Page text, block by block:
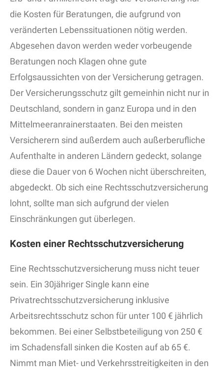
die Kosten für Beratungen, die aufgrund von
veränderten Lebenssituationen nötig werden.
Abgesehen davon werden weder vorbeugende
Beratungen noch Klagen ohne gute
Erfolgsaussichten von der Versicherung getragen.
Der Versicherungsschutz gilt gemeinhin nicht nur in
Deutschland, sondern in ganz Europa und in den
Mittelmeeranrainerstaaten. Bei den meisten
Versicherern sind außerdem auch außerberufliche
Aufenthalte in anderen Ländern gedeckt, solange
diese die Dauer von 6 Wochen nicht überschreiten,
abgedeckt. Ob sich eine Rechtsschutzversicherung
lohnt, sollte man sich aufgrund der vielen
Einschränkungen gut überlegen.
Kosten einer Rechtsschutzversicherung
Eine Rechtsschutzversicherung muss nicht teuer
sein. Ein 30jähriger Single kann eine
Privatrechtsschutzversicherung inklusive
Arbeitsrechtsschutz schon für unter 100 € jährlich
bekommen. Bei einer Selbstbeteiligung von 250 €
im Schadensfall sinken die Kosten auf ab 65 €.
Nimmt man Miet- und Verkehrsstreitigkeiten in den